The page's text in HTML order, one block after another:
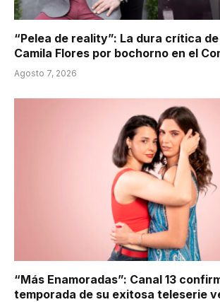
“Pelea de reality”: La dura crítica de
Camila Flores por bochorno en el
Agosto 7, 2026
“Más Enamoradas”: Canal 13
temporada de su exitosa teleserie